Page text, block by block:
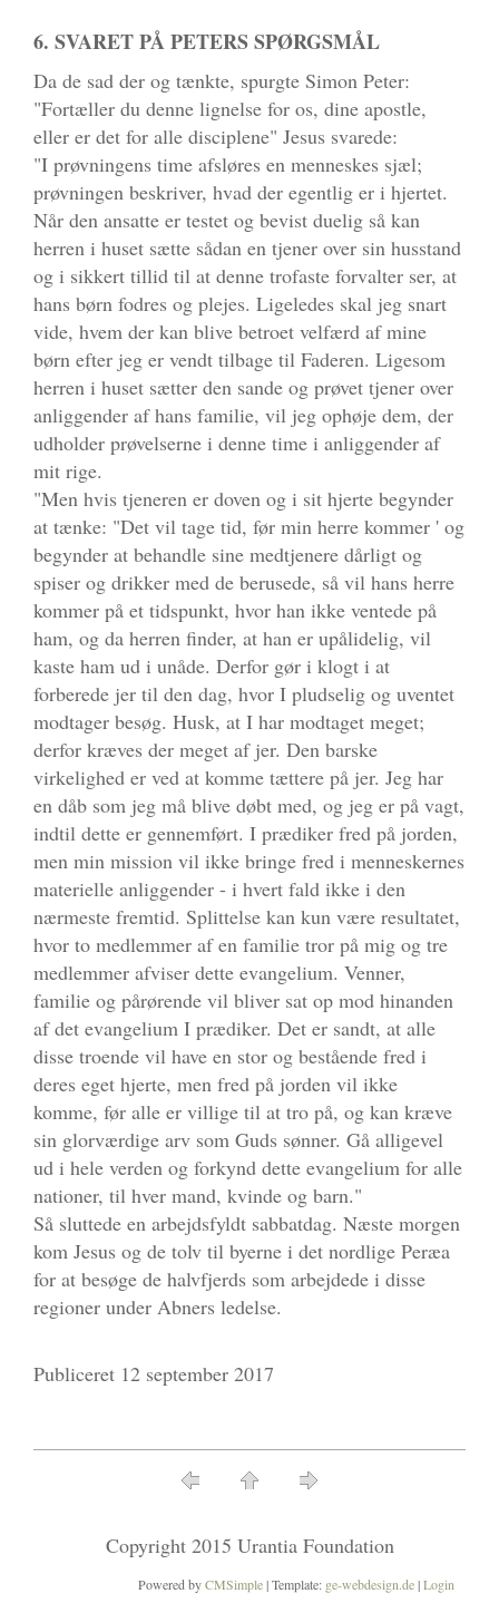
6. SVARET PÅ PETERS SPØRGSMÅL
Da de sad der og tænkte, spurgte Simon Peter:
"Fortæller du denne lignelse for os, dine apostle,
eller er det for alle disciplene" Jesus svarede:
"I prøvningens time afsløres en menneskes sjæl;
prøvningen beskriver, hvad der egentlig er i hjertet.
Når den ansatte er testet og bevist duelig så kan
herren i huset sætte sådan en tjener over sin husstand
og i sikkert tillid til at denne trofaste forvalter ser, at
hans børn fodres og plejes. Ligeledes skal jeg snart
vide, hvem der kan blive betroet velfærd af mine
børn efter jeg er vendt tilbage til Faderen. Ligesom
herren i huset sætter den sande og prøvet tjener over
anliggender af hans familie, vil jeg ophøje dem, der
udholder prøvelserne i denne time i anliggender af
mit rige.
"Men hvis tjeneren er doven og i sit hjerte begynder
at tænke: "Det vil tage tid, før min herre kommer ' og
begynder at behandle sine medtjenere dårligt og
spiser og drikker med de berusede, så vil hans herre
kommer på et tidspunkt, hvor han ikke ventede på
ham, og da herren finder, at han er upålidelig, vil
kaste ham ud i unåde. Derfor gør i klogt i at
forberede jer til den dag, hvor I pludselig og uventet
modtager besøg. Husk, at I har modtaget meget;
derfor kræves der meget af jer. Den barske
virkelighed er ved at komme tættere på jer. Jeg har
en dåb som jeg må blive døbt med, og jeg er på vagt,
indtil dette er gennemført. I prædiker fred på jorden,
men min mission vil ikke bringe fred i menneskernes
materielle anliggender - i hvert fald ikke i den
nærmeste fremtid. Splittelse kan kun være resultatet,
hvor to medlemmer af en familie tror på mig og tre
medlemmer afviser dette evangelium. Venner,
familie og pårørende vil bliver sat op mod hinanden
af det evangelium I prædiker. Det er sandt, at alle
disse troende vil have en stor og bestående fred i
deres eget hjerte, men fred på jorden vil ikke
komme, før alle er villige til at tro på, og kan kræve
sin glorværdige arv som Guds sønner. Gå alligevel
ud i hele verden og forkynd dette evangelium for alle
nationer, til hver mand, kvinde og barn."
Så sluttede en arbejdsfyldt sabbatdag. Næste morgen
kom Jesus og de tolv til byerne i det nordlige Peræa
for at besøge de halvfjerds som arbejdede i disse
regioner under Abners ledelse.
Publiceret 12 september 2017
Copyright 2015 Urantia Foundation
Powered byCMSimple| Template: ge-webdesign.de|Login